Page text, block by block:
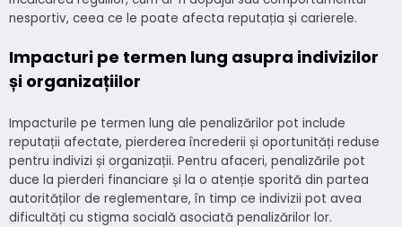
nesportiv, ceea ce le poate afecta reputația și carierele.
Impacturi pe termen lung asupra indivizilor
și organizațiilor
Impacturile pe termen lung ale penalizărilor pot include
reputații afectate, pierderea încrederii și oportunități reduse
pentru indivizi și organizații. Pentru afaceri, penalizările pot
duce la pierderi financiare și la o atenție sporită din partea
autorităților de reglementare, în timp ce indivizii pot avea
dificultăți cu stigma socială asociată penalizărilor lor.